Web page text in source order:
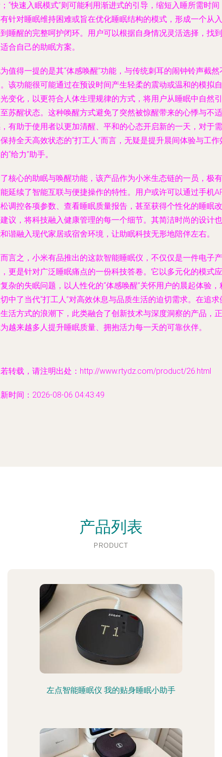
“快速入眠模式”则可能利用渐进式的引导，缩短入睡所需时间
针对睡眠维持困难或旨在优化睡眠结构的模式，形成一个从入
睡醒的完整呵护闭环。用户可以根据自身情况灵活选择，找到
合自己的助眠方案。
值得一提的是其“体感唤醒”功能，与传统刺耳的闹钟铃声截然
该功能很可能通过在预设时间产生轻柔的震动或温和的模拟自
变化，以更符合人体生理规律的方式，将用户从睡眠中自然引
苏醒状态。这种唤醒方式避免了突然被惊醒带来的心悸与不适
有助于使用者以更加清醒、平和的心态开启新的一天，对于需
持全天高效状态的“打工人”而言，无疑是提升晨间体验与工作
“给力”助手。
核心的助眠与唤醒功能，该产品作为小米生态链的一员，极有
延续了智能互联与便捷操作的特性。用户或许可以通过手机
调控各项参数、查看睡眠质量报告，甚至获得个性化的睡眠改
议，将科技融入健康管理的每一个细节。其简洁时尚的设计也
谐融入现代家居或宿舍环境，让助眠科技无形地陪伴左右。
言之，小米有品推出的这款智能睡眠仪，不仅仅是一件电子产
更是针对广泛睡眠痛点的一份科技答卷。它以多元化的模式应
杂的失眠问题，以人性化的“体感唤醒”关怀用户的晨起体验，
中了当代“打工人”对高效休息与品质生活的迫切需求。在追求
活方式的浪潮下，此类融合了创新技术与深度洞察的产品，正
越来越多人提升睡眠质量、拥抱活力每一天的可靠伙伴。
转载，请注明出处：http://www.rtydz.com/product/26.html
时间：2026-08-06 04:43:49
产品列表
PRODUCT
左点智能睡眠仪 我的贴身睡眠小助手